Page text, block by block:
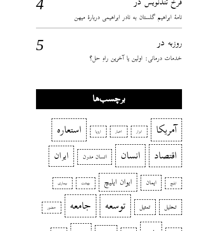
نامهٔ ابراهیم گلستان به نادر ابراهیمی دربارهٔ میهن
روزبه در
خدمات درمانی: اولین یا آخرین راهِ حل؟
برچسب‌ها
آمریکا ابزار اخبار اروپا
استعاره
اقتصاد
انسان انسان مدرن ایران
ایلیچ ایمان ایوان ایلیچ بهشت بیماری
تحلیل تمثیل توسعه جامعه حضور